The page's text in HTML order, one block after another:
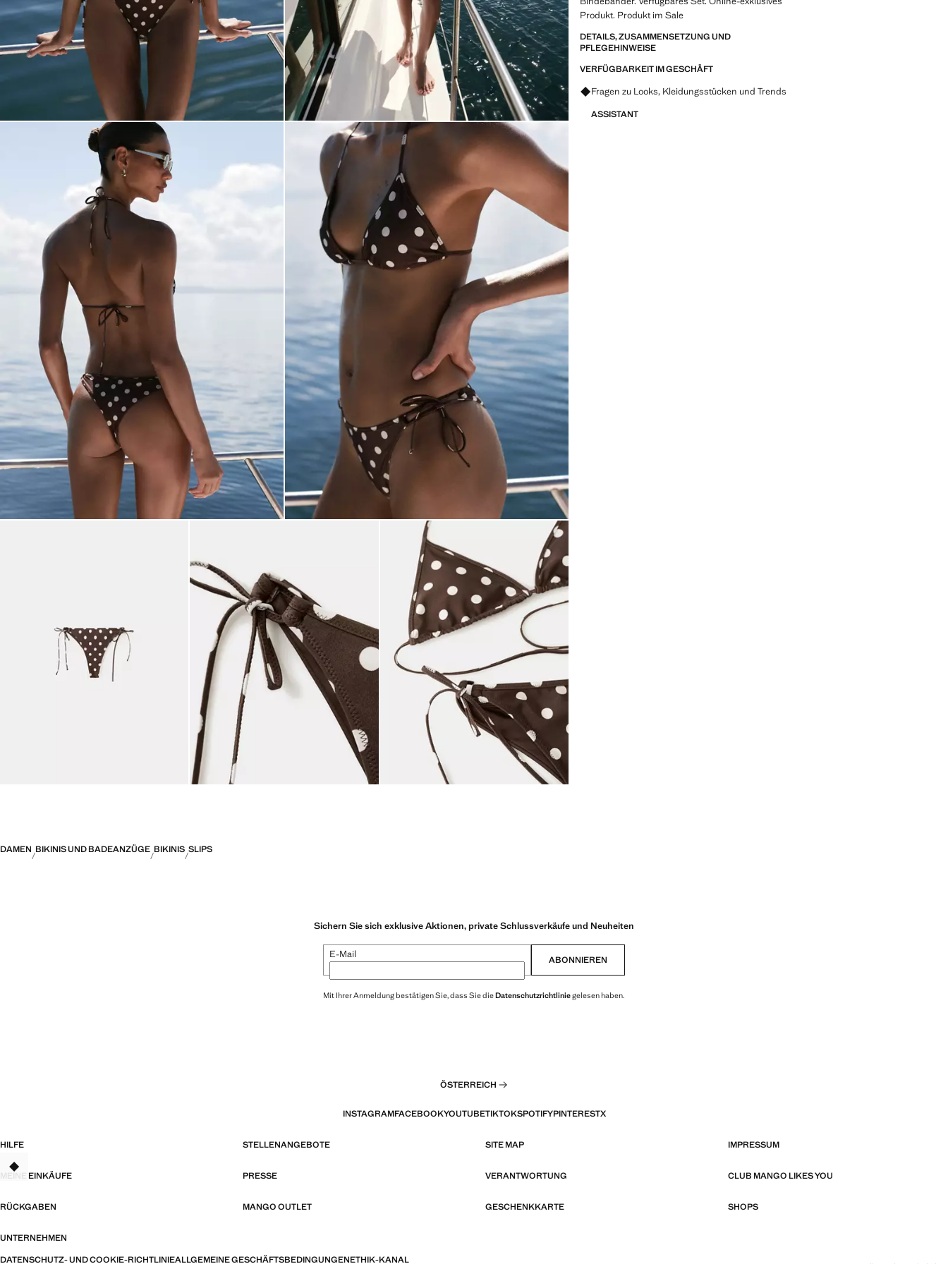
Produkt. Produkt im Sale
DETAILS, ZUSAMMENSETZUNG UND
PFLEGEHINWEISE
VERFÜGBARKEIT IM GESCHÄFT
Fragen zu Looks, Kleidungsstücken und Trends
ASSISTANT
DAMEN BIKINIS UND BADEANZÜGE BIKINIS SLIPS
Sichern Sie sich exklusive Aktionen, private Schlussverkäufe und Neuheiten
E-Mail ABONNIEREN
Mit Ihrer Anmeldung bestätigen Sie, dass Sie dieDatenschutzrichtliniegelesen haben.
ÖSTERREICH
INSTAGRAMFACEBOOKYOUTUBETIKTOKSPOTIFYPINTERESTX
HILFE STELLENANGEBOTE SITE MAP IMPRESSUM
MEINE EINKÄUFE PRESSE VERANTWORTUNG CLUB MANGO LIKES YOU
RÜCKGABEN MANGO OUTLET GESCHENKKARTE SHOPS
UNTERNEHMEN
DATENSCHUTZ- UND COOKIE-RICHTLINIEALLGEMEINE GESCHÄFTSBEDINGUNGENETHIK-KANAL